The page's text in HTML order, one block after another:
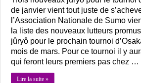
de janvier vient tout juste de
l’Association Nationale de Sumo
la liste des nouveaux lutteurs
jûryô pour le prochain tournoi
mois de mars. Pour ce tournoi il y
qui feront leurs premiers pas chez …
Lire la suite »